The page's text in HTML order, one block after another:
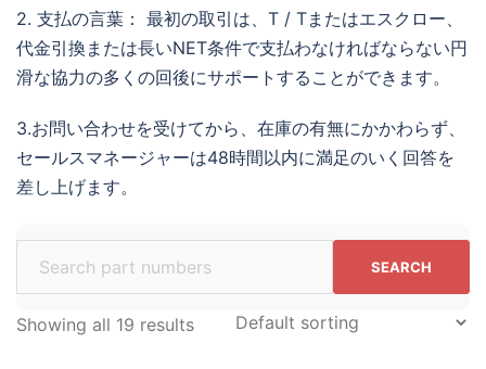
2. 支払の言葉： 最初の取引は、T / Tまたはエスクロー、
代金引換または長いNET条件で支払わなければならない円
滑な協力の多くの回後にサポートすることができます。
3.お問い合わせを受けてから、在庫の有無にかかわらず、
セールスマネージャーは48時間以内に満足のいく回答を
差し上げます。
Showing all 19 results